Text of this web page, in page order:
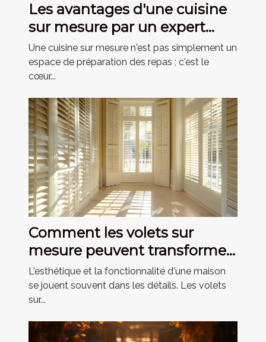
Les avantages d'une cuisine
sur mesure par un expert
depuis 1946
Une cuisine sur mesure n'est pas simplement un
espace de préparation des repas ; c'est le
cœur...
Comment les volets sur
mesure peuvent transformer
votre maison
L'esthétique et la fonctionnalité d'une maison
se jouent souvent dans les détails. Les volets
sur...